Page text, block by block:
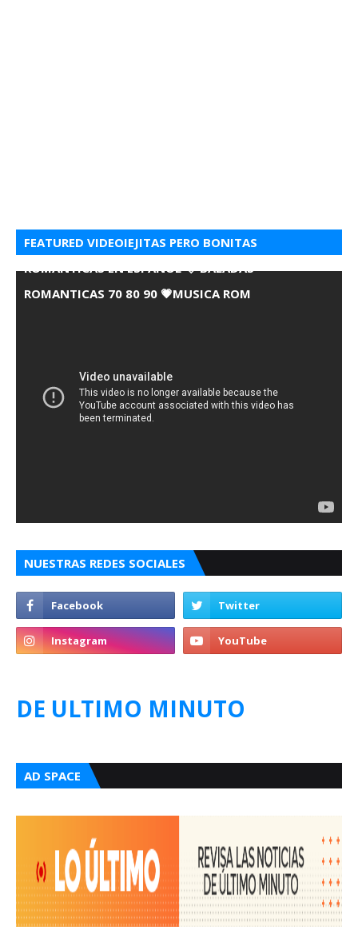
FEATURED VIDEOIEJITAS PERO BONITAS
ROMANTICAS EN ESPANOL 💘 BALADAS
ROMANTICAS 70 80 90 💗MUSICA ROM
NUESTRAS REDES SOCIALES
DE ULTIMO MINUTO
AD SPACE